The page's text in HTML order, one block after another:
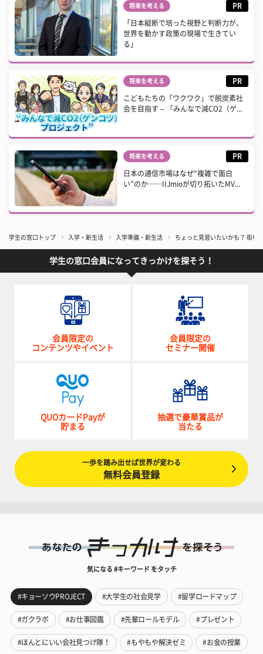
将来を考える PR
「日本縦断で培った視野と判断力が、
世界を動かす政策の現場で生きてい
る」
将来を考える PR
こどもたちの「ワクワク」で脱炭素社
会を目指す – 「みんなで減CO2（ゲ...
将来を考える PR
日本の通信市場はなぜ“複雑で面白
い”のか──IIJmioが切り拓いたMV...
学生の窓口トップ 入学・新生活 入学準備・新生活 ちょっと見習いたいかも？ 街中
学生の窓口会員になってきっかけを探そう！
会員限定の
コンテンツやイベント
会員限定の
セミナー開催
QUOカードPayが
貯まる
抽選で豪華賞品が
当たる
一歩を踏み出せば世界が変わる
無料会員登録
気になる #キーワード をタッチ
#キョーソウPROJECT #大学生の社会見学 #留学ロードマップ
#ガクラボ #お仕事図鑑 #先輩ロールモデル #プレゼント
#ほんとにいい会社見つけ隊！ #もやもや解決ゼミ #お金の授業